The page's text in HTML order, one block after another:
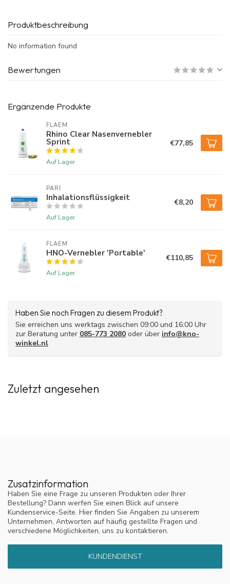
Produktbeschreibung
No information found
Bewertungen
Ergänzende Produkte
FLAEM
Rhino Clear Nasenvernebler
Sprint
Auf Lager
€77,85
PARI
Inhalationsflüssigkeit
Auf Lager
€8,20
FLAEM
HNO-Vernebler 'Portable'
Auf Lager
€110,85
Haben Sie noch Fragen zu diesem Produkt?
Sie erreichen uns werktags zwischen 09:00 und 16:00 Uhr
zur Beratung unter 085-773 2080 oder über info@kno-
winkel.nl
Zuletzt angesehen
Zusatzinformation
Haben Sie eine Frage zu unseren Produkten oder Ihrer
Bestellung? Dann werfen Sie einen Blick auf unsere
Kundenservice-Seite. Hier finden Sie Angaben zu unserem
Unternehmen, Antworten auf häufig gestellte Fragen und
verschiedene Möglichkeiten, uns zu kontaktieren.
KUNDENDIENST